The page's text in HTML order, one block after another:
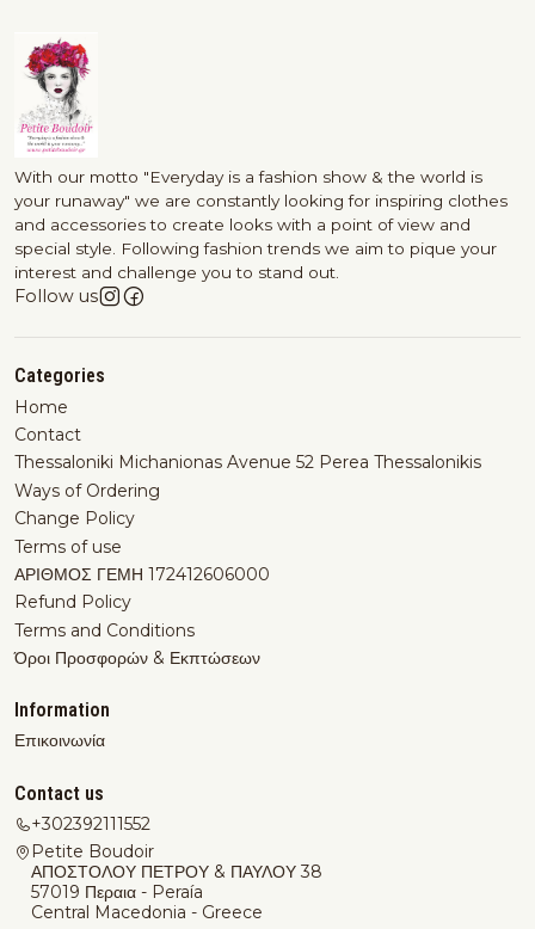
With our motto "Everyday is a fashion show & the world is
your runaway" we are constantly looking for inspiring clothes
and accessories to create looks with a point of view and
special style. Following fashion trends we aim to pique your
interest and challenge you to stand out.
Follow us
Categories
Home
Contact
Thessaloniki Michanionas Avenue 52 Perea Thessalonikis
Ways of Ordering
Change Policy
Terms of use
ΑΡΙΘΜΟΣ ΓΕΜΗ 172412606000
Refund Policy
Terms and Conditions
Όροι Προσφορών & Εκπτώσεων
Information
Επικοινωνία
Contact us
+302392111552
Petite Boudoir
ΑΠΟΣΤΟΛΟΥ ΠΕΤΡΟΥ & ΠΑΥΛΟΥ 38
57019 Περαια - Peraía
Central Macedonia - Greece